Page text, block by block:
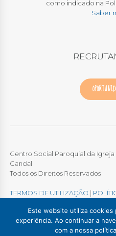
como indicado na
Saber
Centro Social Paroquial da
Candal
Todos os Direitos Reservados
TERMOS DE UTILIZAÇÃO |
Este website utiliza cookies
experiência. Ao continuar a
com a nossa